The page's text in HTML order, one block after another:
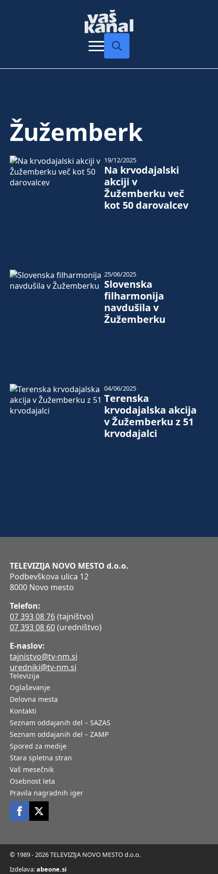
Žužemberk
Na krvodajalski
akciji v
Žužemberku več
kot 50 darovalcev
19/12/2025
Slovenska
filharmonija
navdušila v
Žužemberku
25/06/2025
Terenska
krvodajalska akcija
v Žužemberku z 51
krvodajalci
04/06/2025
TELEVIZIJA NOVO MESTO d.o.o.
Podbevškova ulica 12
8000 Novo mesto
Telefon:
07 393 08 76(tajništvo)
07 393 08 60(uredništvo)
E-naslov:
tajnistvo@tv-nm.si
uredniki@tv-nm.si
Televizija
Oglaševanje
Delovna mesta
Kontakti
Seznam oddajanih del – SAZAS
Seznam oddajanih del – ZAMP
Spored za medije
Stara spletna stran
Vaš mesečnik
Osebnost leta
Pravila nagradnih iger
© 1989 - 2026 TELEVIZIJA NOVO MESTO d.o.o.
Izdelava:abeone.si